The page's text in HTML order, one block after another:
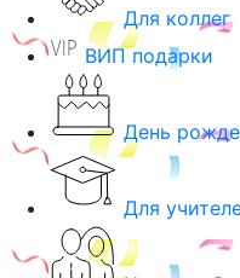
Для коллег
ВИП подарки
День
Для